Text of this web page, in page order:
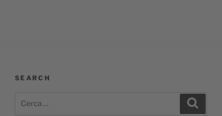
SEARCH